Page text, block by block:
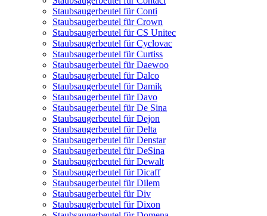
Staubsaugerbeutel für Conti
Staubsaugerbeutel für Crown
Staubsaugerbeutel für CS Unitec
Staubsaugerbeutel für Cyclovac
Staubsaugerbeutel für Curtiss
Staubsaugerbeutel für Daewoo
Staubsaugerbeutel für Dalco
Staubsaugerbeutel für Damik
Staubsaugerbeutel für Davo
Staubsaugerbeutel für De Sina
Staubsaugerbeutel für Dejon
Staubsaugerbeutel für Delta
Staubsaugerbeutel für Denstar
Staubsaugerbeutel für DeSina
Staubsaugerbeutel für Dewalt
Staubsaugerbeutel für Dicaff
Staubsaugerbeutel für Dilem
Staubsaugerbeutel für Div
Staubsaugerbeutel für Dixon